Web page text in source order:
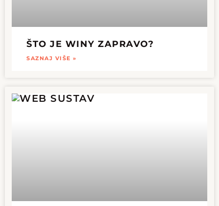
ŠTO JE WINY ZAPRAVO?
SAZNAJ VIŠE »